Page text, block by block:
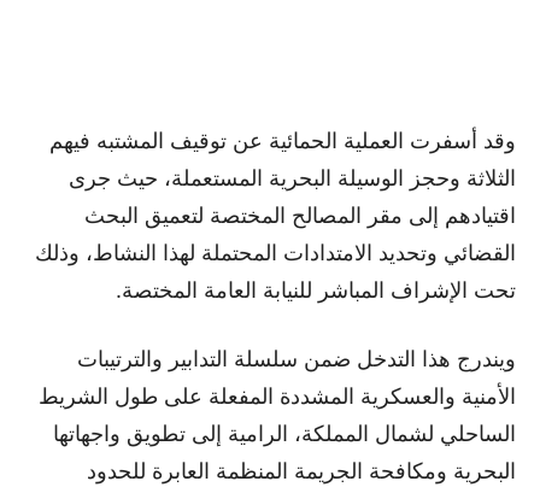
وقد أسفرت العملية الحمائية عن توقيف المشتبه فيهم
الثلاثة وحجز الوسيلة البحرية المستعملة، حيث جرى
اقتيادهم إلى مقر المصالح المختصة لتعميق البحث
القضائي وتحديد الامتدادات المحتملة لهذا النشاط، وذلك
تحت الإشراف المباشر للنيابة العامة المختصة.
ويندرج هذا التدخل ضمن سلسلة التدابير والترتيبات
الأمنية والعسكرية المشددة المفعلة على طول الشريط
الساحلي لشمال المملكة، الرامية إلى تطويق واجهاتها
البحرية ومكافحة الجريمة المنظمة العابرة للحدود